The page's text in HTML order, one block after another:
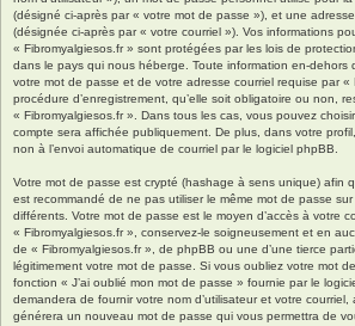
(désigné ci-après par « votre mot de passe »), et une
(désignée ci-après par « votre courriel »). Vos informations
« Fibromyalgiesos.fr » sont protégées par les lois de
dans le pays qui nous héberge. Toute information en-dehors
votre mot de passe et de votre adresse courriel requise par «
procédure d’enregistrement, qu’elle soit obligatoire ou non,
« Fibromyalgiesos.fr ». Dans tous les cas, vous pouvez
compte sera affichée publiquement. De plus, dans votre
non à l’envoi automatique de courriel par le logiciel phpBB.
Votre mot de passe est crypté (hashage à sens unique) afin
est recommandé de ne pas utiliser le même mot de passe
différents. Votre mot de passe est le moyen d’accès à votre
« Fibromyalgiesos.fr », conservez-le soigneusement et en
de « Fibromyalgiesos.fr », de phpBB ou une d’une tierce
légitimement votre mot de passe. Si vous oubliez votre mot
fonction « J’ai oublié mon mot de passe » fournie par le
demandera de fournir votre nom d’utilisateur et votre courriel,
générera un nouveau mot de passe qui vous permettra de